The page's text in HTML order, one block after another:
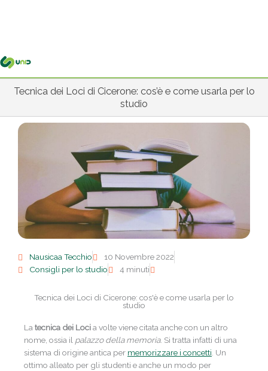
Tecnica dei Loci di Cicerone: cos’è e come usarla per lo
studio
Nausicaa Tecchio
10 Novembre 2022
Consigli per lo studio
4 minuti
Tecnica dei Loci di Cicerone: cos'è e come usarla per lo
studio
Latecnica dei Locia volte viene citata anche con un altro
nome, ossia il palazzo della memoria. Si tratta infatti di una
sistema di origine antica per memorizzare i concetti. Un
ottimo alleato per gli studenti e anche un modo per